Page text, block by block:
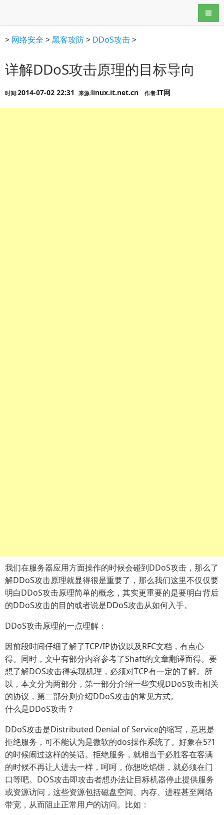
导航
> 网络安全 >黑客攻防> DDoS攻击>
详解DDoS攻击原理的目标导向
时间:2014-07-02 22:31 来源:linux.it.net.cn 作者:IT网
我们在服务器应用方面操作的时候会碰到DDoS攻击，那么了
解DDoS攻击原理就显得很是重要了，那么我们这里不仅仅要
明白DDoS攻击原理简单的概念，其实更重要的是要明白背后
的DDoS攻击的目的或者说是DDoS攻击从如何入手。
DDoS攻击原理的一点理解：
因前段时间仔细了解了TCP/IP协议以及RFC文档，有点心
得。同时，文中有部分内容参考了Shaft的文章翻译而得。要
想了解DOS攻击得实现机理，必须对TCP有一定的了解。所
以，本文分为两部分，第一部分介绍一些实现DDoS攻击相关
的协议，第二部分则介绍DDoS攻击的常见方式。
什么是DDoS攻击？
DDoS攻击是Distributed Denial of Service的缩写，意思是
拒绝服务，可不能认为是微软的dos操作系统了。好象在5?1
的时候闹过这样的笑话。拒绝服务，就相当于必胜客在客满
的时候不再让人进去一样，呵呵，你想吃馅饼，就必须在门
口等吧。DOS攻击即攻击者想办法让目标机器停止提供服务
或资源访问，这些资源包括磁盘空间、内存、进程甚至网络
带宽，从而阻止正常用户的访问。比如：